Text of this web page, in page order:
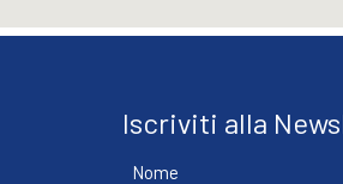
Iscriviti alla
Nome